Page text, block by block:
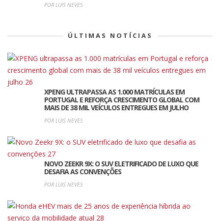
POR LUIS NEVES
ÚLTIMAS NOTÍCIAS
XPENG ULTRAPASSA AS 1.000 MATRÍCULAS EM
PORTUGAL E REFORÇA CRESCIMENTO GLOBAL COM
MAIS DE 38 MIL VEÍCULOS ENTREGUES EM JULHO
POR LUIS NEVES
NOVO ZEEKR 9X: O SUV ELETRIFICADO DE LUXO QUE
DESAFIA AS CONVENÇÕES
POR LUIS NEVES